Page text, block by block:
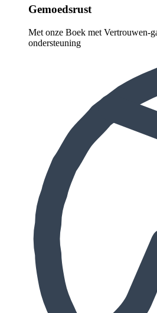
Gemoedsrust
Met onze Boek met Vertrouwen-
ondersteuning